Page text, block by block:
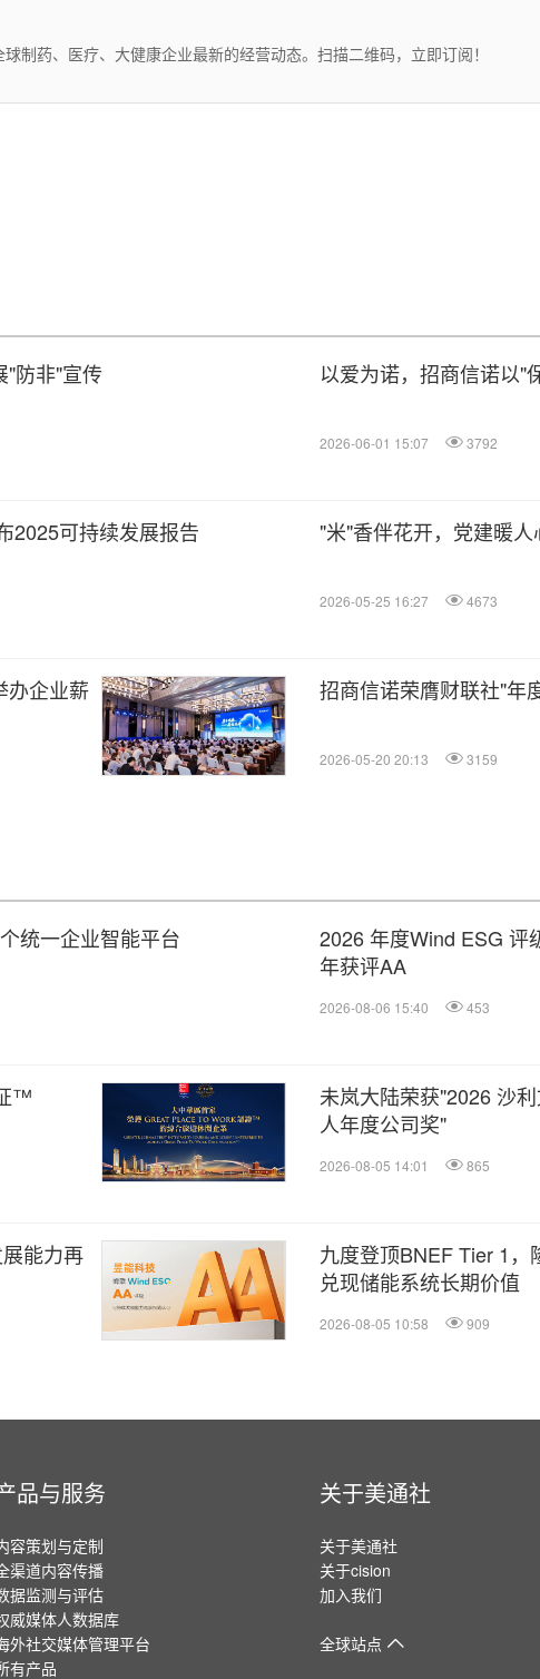
制药、医疗、大健康企业最新的经营动态。扫描二维码，立即订阅！
"防非"宣传 以爱为诺，招商信诺以"
2026-06-01 15:07 3792
2025可持续发展报告 "米"香伴花开，党建暖
2026-05-25 16:27 4673
办企业薪
招商信诺荣膺财联社"年
2026-05-20 20:13 3159
统一企业智能平台
2026 年度Wind ESG 评
年获评AA
2026-08-06 15:40 453
™
未岚大陆荣获"2026 沙
人年度公司奖"
2026-08-05 14:01 865
能力再
九度登顶BNEF Tier 1，
兑现储能系统长期价值
2026-08-05 10:58 909
品与服务
容策划与定制
渠道内容传播
据监测与评估
威媒体人数据库
外社交媒体管理平台
有产品
关于美通社
关于美通社
关于cision
加入我们
全球站点